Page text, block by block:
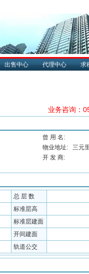
出售中心 代理中心 求
业务咨询：
曾 用 名:
物业地址:
三元
开 发 商:
总 层 数
标准层高
标准层建面
开间建面
轨道公交